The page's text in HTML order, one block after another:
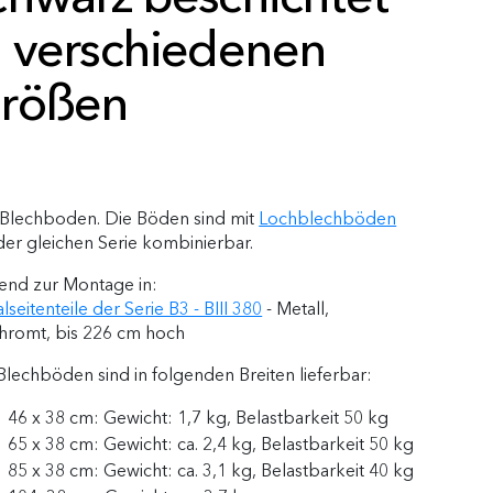
verschiedenen
Die Böden sind mit Lochblechböden
gleichen Serie kombinierbar.
zur Montage in:
der Serie B3 - BIII 380 - Metall,
bis 226 cm hoch
sind in folgenden Breiten lieferbar:
46 x 38 cm: Gewicht: 1,7 kg, Belastbarkeit 50 kg
65 x 38 cm: Gewicht: ca. 2,4 kg, Belastbarkeit 50 kg
85 x 38 cm: Gewicht: ca. 3,1 kg, Belastbarkeit 40 kg